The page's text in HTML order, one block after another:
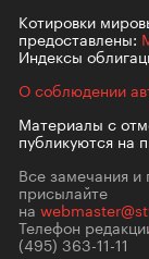
Котировки
предоставлены:
Индексы
О соблюдении
Материалы с
публикуются на
Все замечания и
присылайте
на
Телефон
(495) 363-11-11